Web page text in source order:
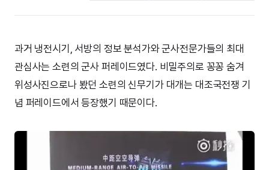
과거 냉전시기, 서방의 정보 분석가와 군사전문가들의 최대
관심사는 소련의 군사 퍼레이드였다. 비밀주의로 꽁꽁 숨겨
위성사진으로나 봤던 소련의 신무기가 대개는 대조국전쟁 기
념 퍼레이드에서 등장했기 때문이다.